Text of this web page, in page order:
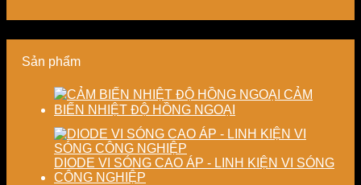
năng
chất
lượng
phẩm
lượng
định
lượng
sấy
nghiệp
Sản phẩm
CẢM
BIẾN NHIỆT ĐỘ HỒNG NGOẠI
DIODE VI SÓNG CAO ÁP - LINH KIỆN VI SÓNG
CÔNG NGHIỆP